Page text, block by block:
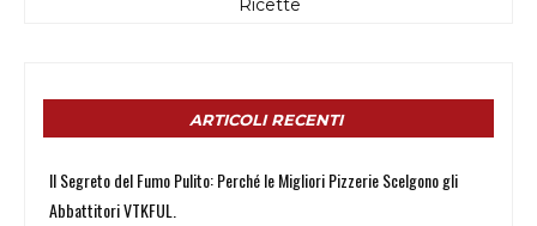
Ricette
ARTICOLI RECENTI
Il Segreto del Fumo Pulito: Perché le Migliori Pizzerie Scelgono gli
Abbattitori VTKFUL.